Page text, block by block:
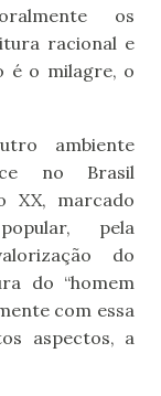
os
racional e
é o milagre, o
ambiente
no Brasil
XX, marcado
pela
do
do “homem
com essa
aspectos, a